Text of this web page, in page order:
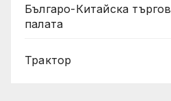
Българо-Китайска
палата
Трактор